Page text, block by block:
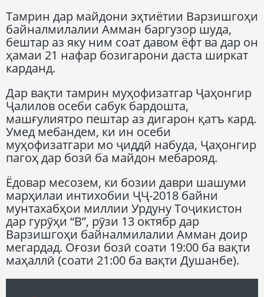
Тамрин дар майдони эҳтиётии Варзишгоҳи
байналмилалии Амман баргузор шуда,
бештар аз яку ним соат давом ёфт ва дар он
ҳамаи 21 нафар бозигарони даста ширкат
карданд.
Дар вақти тамрин муҳофизатгар Ҷаҳонгир
Ҷалилов осеби сабук бардошта,
машғулиятро пештар аз дигарон қатъ кард.
Умед мебандем, ки ин осеби
муҳофизатгари мо ҷиддӣ набуда, Ҷаҳонгир
пагоҳ дар бозӣ ба майдон мебарояд.
Ёдовар месозем, ки бозии даври шашуми
марҳилаи интихобии ҶҶ-2018 байни
мунтахабҳои миллии Урдуну Тоҷикистон
дар гурӯҳи “В”, рӯзи 13 октябр дар
Варзишгоҳи байналмилалии Амман доир
мегардад. Оғози бозӣ соати 19:00 ба вақти
маҳаллӣ (соати 21:00 ба вақти Душанбе).